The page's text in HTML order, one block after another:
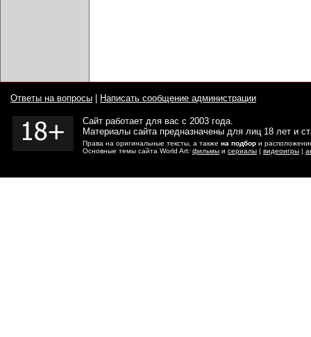
Ответы на вопросы Написать сообщение администрации
Сайт работает для вас с 2003 года.
Материалы сайта предназначены для лиц 18 лет и
Права на оригинальные тексты, а также на подбор и
Основные темы сайта World Art: фильмы и сериалы | видеоигры |